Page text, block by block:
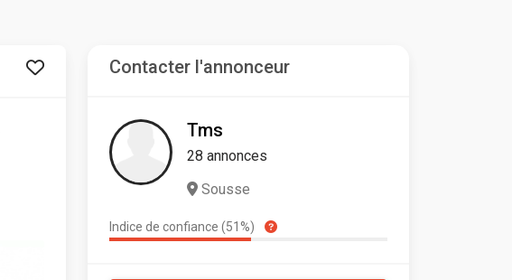
Contacter l'annonceur
Tms
28 annonces
Sousse
Indice de confiance (51%)